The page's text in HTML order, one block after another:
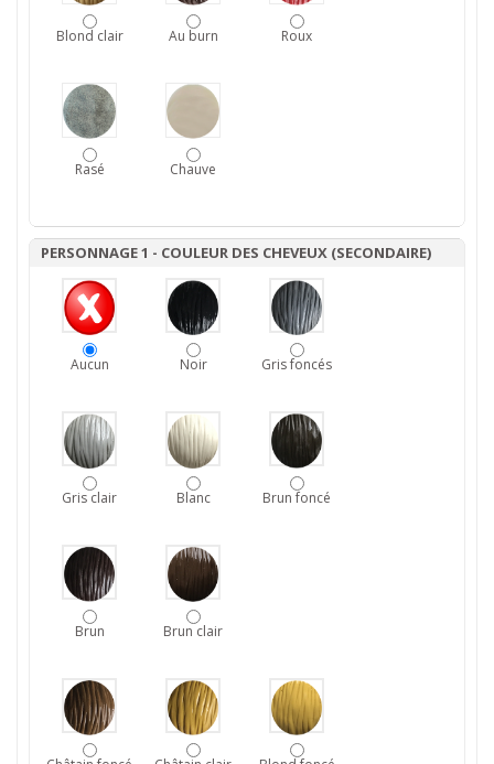
Blond clair Au burn Roux
Rasé Chauve
PERSONNAGE 1 - COULEUR DES CHEVEUX (SECONDAIRE)
Aucun Noir Gris foncés
Gris clair Blanc Brun foncé
Brun Brun clair